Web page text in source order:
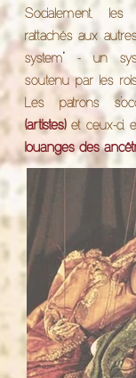
Socialement, les
rattachés aux
system" - un
soutenu par les
Les patrons
(artistes)et ceux-ci,
louanges des